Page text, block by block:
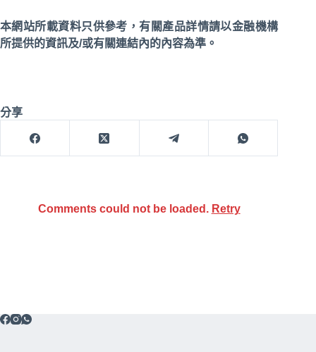
本網站所載資料只供參考，有關產品詳情請以金融機構
所提供的資訊及/或有關連結內的內容為準。
分享
Comments could not be loaded. Retry